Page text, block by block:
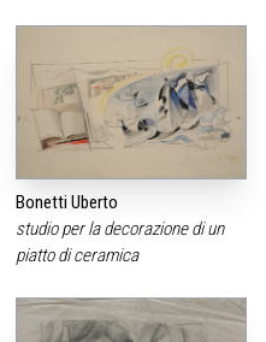
Bonetti Uberto
studio per la decorazione di un
piatto di ceramica